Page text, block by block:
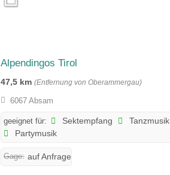
Alpendingos Tirol
47,5 km (Entfernung von Oberammergau)
6067 Absam
geeignet für: Sektempfang
Tanzmusik
Partymusik
Gage: auf Anfrage